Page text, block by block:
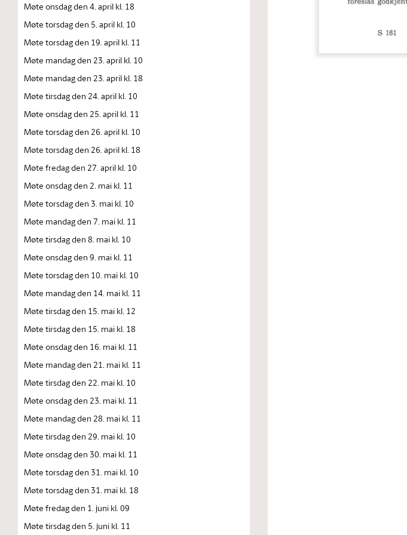
Møte onsdag den 4. april kl. 18
Møte torsdag den 5. april kl. 10
Møte torsdag den 19. april kl. 11
Møte mandag den 23. april kl. 10
Møte mandag den 23. april kl. 18
Møte tirsdag den 24. april kl. 10
Møte onsdag den 25. april kl. 11
Møte torsdag den 26. april kl. 10
Møte torsdag den 26. april kl. 18
Møte fredag den 27. april kl. 10
Møte onsdag den 2. mai kl. 11
Møte torsdag den 3. mai kl. 10
Møte mandag den 7. mai kl. 11
Møte tirsdag den 8. mai kl. 10
Møte onsdag den 9. mai kl. 11
Møte torsdag den 10. mai kl. 10
Møte mandag den 14. mai kl. 11
Møte tirsdag den 15. mai kl. 12
Møte tirsdag den 15. mai kl. 18
Møte onsdag den 16. mai kl. 11
Møte mandag den 21. mai kl. 11
Møte tirsdag den 22. mai kl. 10
Møte onsdag den 23. mai kl. 11
Møte mandag den 28. mai kl. 11
Møte tirsdag den 29. mai kl. 10
Møte onsdag den 30. mai kl. 11
Møte torsdag den 31. mai kl. 10
Møte torsdag den 31. mai kl. 18
Møte fredag den 1. juni kl. 09
Møte tirsdag den 5. juni kl. 11